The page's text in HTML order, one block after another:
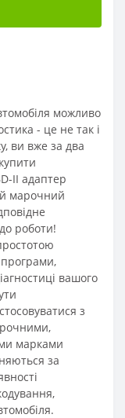
можливо
- це не так і
ви вже за два
II адаптер
марочний
роботи!
програми,
вашого
з
марками
за